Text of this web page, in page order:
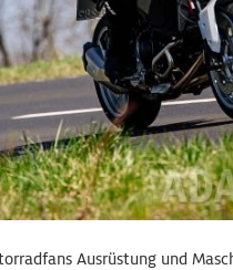
Ausrüstung und